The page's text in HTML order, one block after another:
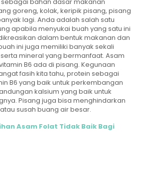
goreng, kolak, keripik pisang, pisang
lagi. Anda adalah salah satu
apabila menyukai buah yang satu ini
dalam bentuk makanan dan
ini juga memiliki banyak sekali
mineral yang bermanfaat. Asam
B6 ada di pisang. Kegunaan
fasih kita tahu, protein sebagai
B6 yang baik untuk perkembangan
kalsium yang baik untuk
Pisang juga bisa menghindarkan
susah buang air besar.
Asam Folat Tidak Baik Bagi